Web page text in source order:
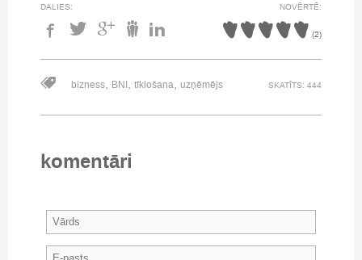
DALIES: NOVĒRTĒ:
(2)
bizness, BNI, tīklošana, uzņēmējs SKATĪTS: 444
komentāri